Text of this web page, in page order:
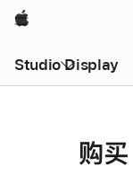
Apple
Studio Display
购